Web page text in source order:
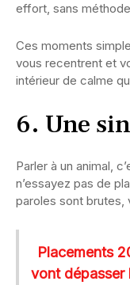
effort, sans
Ces moments
vous recentrent et
intérieur de calme
6. Une
Parler à un animal,
n’essayez pas de
paroles sont brutes,
Placements
vont dépasser